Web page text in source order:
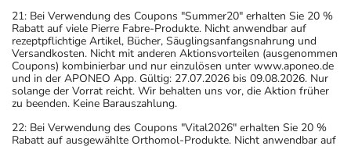
21: Bei Verwendung des Coupons "Summer20" erhalten Sie 20 %
Rabatt auf viele Pierre Fabre-Produkte. Nicht anwendbar auf
rezeptpflichtige Artikel, Bücher, Säuglingsanfangsnahrung und
Versandkosten. Nicht mit anderen Aktionsvorteilen (ausgenommen
Coupons) kombinierbar und nur einzulösen unter www.aponeo.de
und in der APONEO App. Gültig: 27.07.2026 bis 09.08.2026. Nur
solange der Vorrat reicht. Wir behalten uns vor, die Aktion früher
zu beenden. Keine Barauszahlung.
22: Bei Verwendung des Coupons "Vital2026" erhalten Sie 20 %
Rabatt auf ausgewählte Orthomol-Produkte. Nicht anwendbar auf